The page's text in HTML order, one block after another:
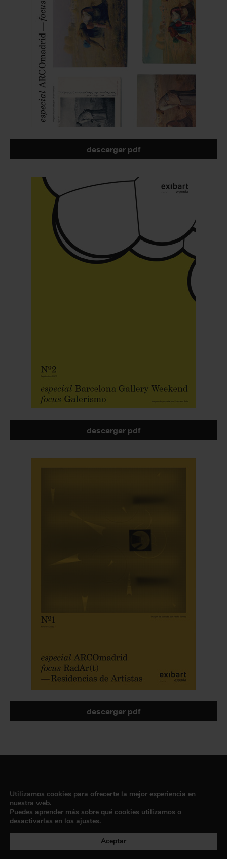
descargar pdf
descargar pdf
descargar pdf
Dirección general
Uros Gorgone
Utilizamos cookies para ofrecerte la mejor experiencia en
nuestra web.
Puedes aprender más sobre qué cookies utilizamos o
desactivarlas en los ajustes.
Aceptar